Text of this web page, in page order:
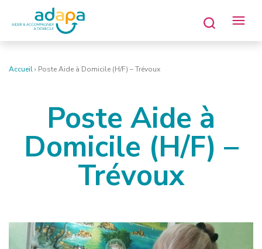
Accueil› Poste Aide à Domicile (H/F) – Trévoux
Poste Aide à
Domicile (H/F) –
Trévoux